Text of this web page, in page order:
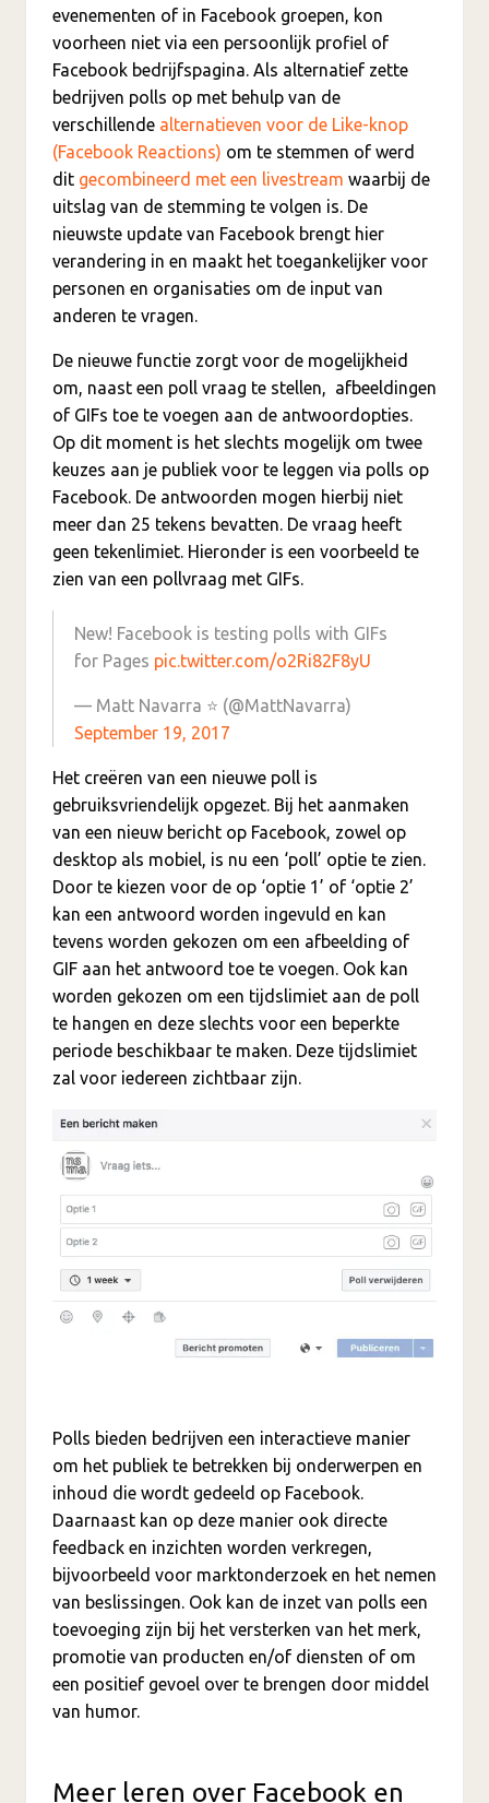
evenementen of in Facebook groepen, kon
voorheen niet via een persoonlijk profiel of
Facebook bedrijfspagina. Als alternatief zette
bedrijven polls op met behulp van de
verschillende alternatieven voor de Like-knop
(Facebook Reactions) om te stemmen of werd
dit gecombineerd met een livestream waarbij de
uitslag van de stemming te volgen is. De
nieuwste update van Facebook brengt hier
verandering in en maakt het toegankelijker voor
personen en organisaties om de input van
anderen te vragen.
De nieuwe functie zorgt voor de mogelijkheid
om, naast een poll vraag te stellen, afbeeldingen
of GIFs toe te voegen aan de antwoordopties.
Op dit moment is het slechts mogelijk om twee
keuzes aan je publiek voor te leggen via polls op
Facebook. De antwoorden mogen hierbij niet
meer dan 25 tekens bevatten. De vraag heeft
geen tekenlimiet. Hieronder is een voorbeeld te
zien van een pollvraag met GIFs.
New! Facebook is testing polls with GIFs
for Pages pic.twitter.com/o2Ri82F8yU
— Matt Navarra ⭐️ (@MattNavarra)
September 19, 2017
Het creëren van een nieuwe poll is
gebruiksvriendelijk opgezet. Bij het aanmaken
van een nieuw bericht op Facebook, zowel op
desktop als mobiel, is nu een ‘poll’ optie te zien.
Door te kiezen voor de op ‘optie 1’ of ‘optie 2’
kan een antwoord worden ingevuld en kan
tevens worden gekozen om een afbeelding of
GIF aan het antwoord toe te voegen. Ook kan
worden gekozen om een tijdslimiet aan de poll
te hangen en deze slechts voor een beperkte
periode beschikbaar te maken. Deze tijdslimiet
zal voor iedereen zichtbaar zijn.
Polls bieden bedrijven een interactieve manier
om het publiek te betrekken bij onderwerpen en
inhoud die wordt gedeeld op Facebook.
Daarnaast kan op deze manier ook directe
feedback en inzichten worden verkregen,
bijvoorbeeld voor marktonderzoek en het nemen
van beslissingen. Ook kan de inzet van polls een
toevoeging zijn bij het versterken van het merk,
promotie van producten en/of diensten of om
een positief gevoel over te brengen door middel
van humor.
Meer leren over Facebook en